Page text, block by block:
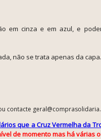
em cinza e em azul, e
não se trata apenas da capa.
contacte
que a Cruz Vermelha da
de momento mas há várias